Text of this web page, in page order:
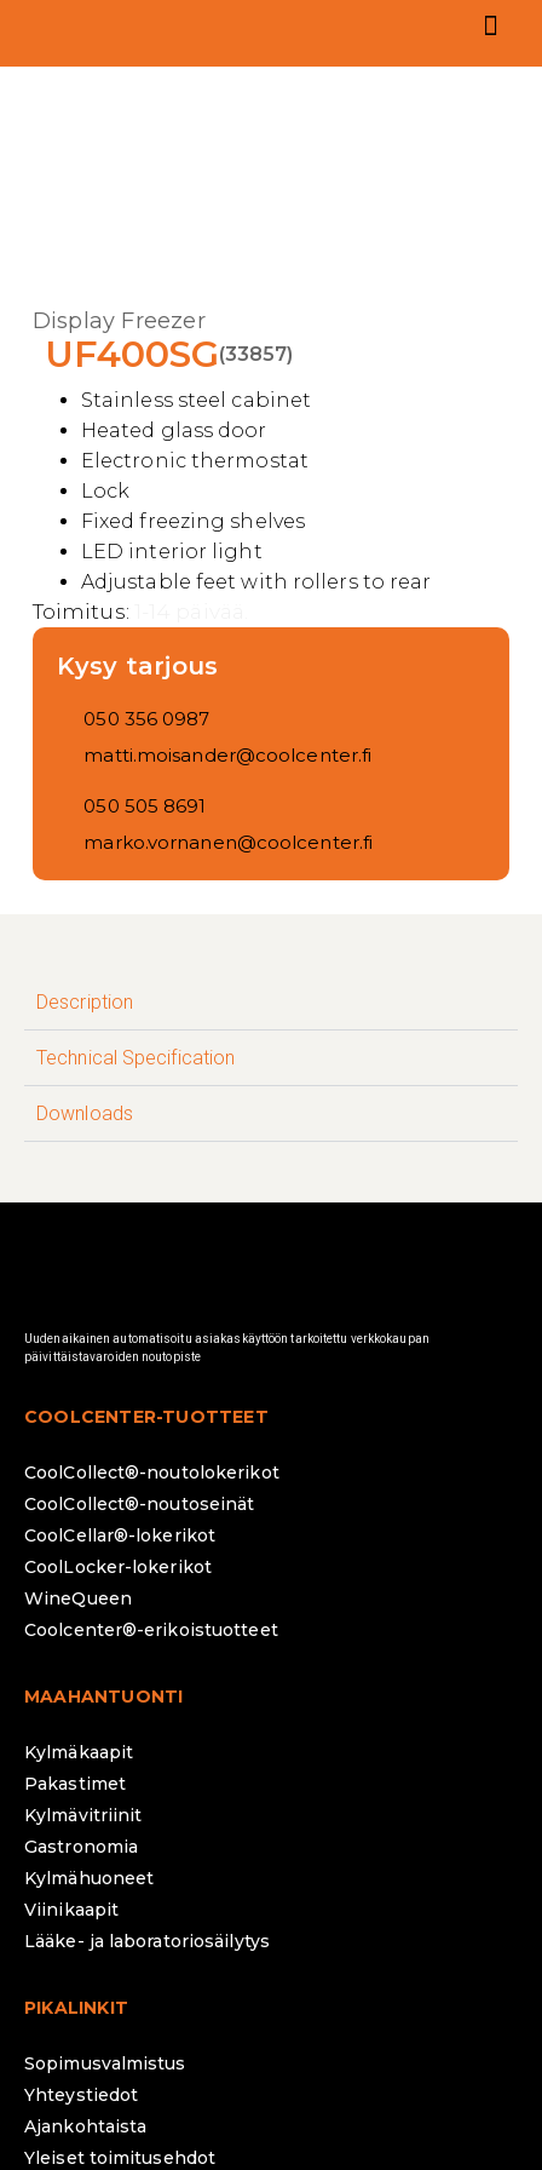
Display Freezer
UF400SG(33857)
Stainless steel cabinet
Heated glass door
Electronic thermostat
Lock
Fixed freezing shelves
LED interior light
Adjustable feet with rollers to rear
Toimitus:
Kysy tarjous
050 356 0987
matti.moisander@coolcenter.fi
050 505 8691
marko.vornanen@coolcenter.fi
Description
Technical Specification
Downloads
Uudenaikainen automatisoitu asiakaskäyttöön tarkoitettu verkkokaupan
päivittäistavaroiden noutopiste
COOLCENTER-TUOTTEET
CoolCollect®-noutolokerikot
CoolCollect®-noutoseinät
CoolCellar®-lokerikot
CoolLocker-lokerikot
WineQueen
Coolcenter®-erikoistuotteet
MAAHANTUONTI
Kylmäkaapit
Pakastimet
Kylmävitriinit
Gastronomia
Kylmähuoneet
Viinikaapit
Lääke- ja laboratoriosäilytys
PIKALINKIT
Sopimusvalmistus
Yhteystiedot
Ajankohtaista
Yleiset toimitusehdot